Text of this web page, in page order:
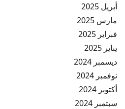
أبريل 2025
مارس 2025
فبراير 2025
يناير 2025
ديسمبر 2024
نوفمبر 2024
أكتوبر 2024
سبتمبر 2024